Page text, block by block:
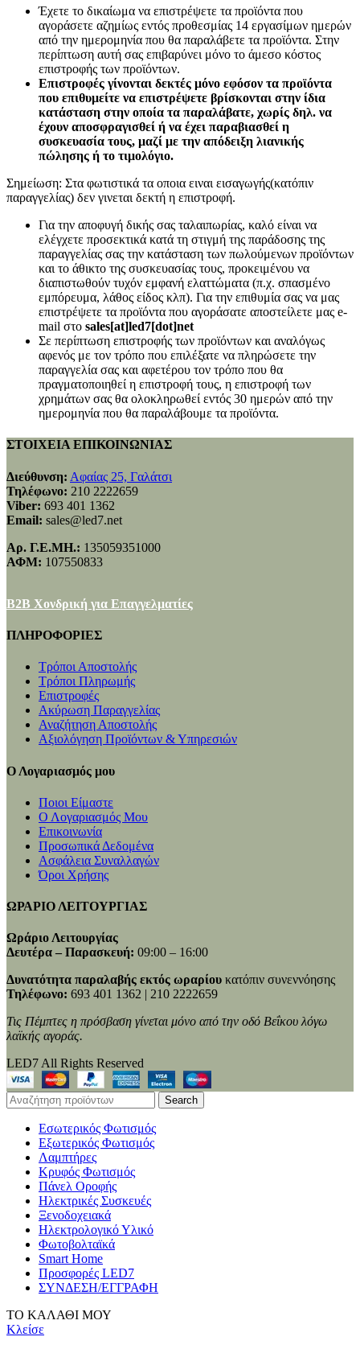
Έχετε το δικαίωμα να επιστρέψετε τα προϊόντα που
αγοράσετε αζημίως εντός προθεσμίας 14 εργασίμων ημερών
από την ημερομηνία που θα παραλάβετε τα προϊόντα. Στην
περίπτωση αυτή σας επιβαρύνει μόνο το άμεσο κόστος
επιστροφής των προϊόντων.
Επιστροφές γίνονται δεκτές μόνο εφόσον τα προϊόντα
που επιθυμείτε να επιστρέψετε βρίσκονται στην ίδια
κατάσταση στην οποία τα παραλάβατε, χωρίς δηλ. να
έχουν αποσφραγισθεί ή να έχει παραβιασθεί η
συσκευασία τους, μαζί με την απόδειξη λιανικής
πώλησης ή το τιμολόγιο.
Σημείωση: Στα φωτιστικά τα οποια ειναι εισαγωγής(κατόπιν
παραγγελίας) δεν γινεται δεκτή η επιστροφή.
Για την αποφυγή δικής σας ταλαιπωρίας, καλό είναι να
ελέγχετε προσεκτικά κατά τη στιγμή της παράδοσης της
παραγγελίας σας την κατάσταση των πωλούμενων προϊόντων
και το άθικτο της συσκευασίας τους, προκειμένου να
διαπιστωθούν τυχόν εμφανή ελαττώματα (π.χ. σπασμένο
εμπόρευμα, λάθος είδος κλπ). Για την επιθυμία σας να μας
επιστρέψετε τα προϊόντα που αγοράσατε αποστείλετε μας e-
mail στο sales[at]led7[dot]net
Σε περίπτωση επιστροφής των προϊόντων και αναλόγως
αφενός με τον τρόπο που επιλέξατε να πληρώσετε την
παραγγελία σας και αφετέρου τον τρόπο που θα
πραγματοποιηθεί η επιστροφή τους, η επιστροφή των
χρημάτων σας θα ολοκληρωθεί εντός 30 ημερών από την
ημερομηνία που θα παραλάβουμε τα προϊόντα.
ΣΤΟΙΧΕΙΑ ΕΠΙΚΟΙΝΩΝΙΑΣ
Διεύθυνση: Αφαίας 25, Γαλάτσι
Τηλέφωνο: 210 2222659
Viber: 693 401 1362
Email: sales@led7.net
Αρ. Γ.Ε.ΜΗ.: 135059351000
ΑΦΜ: 107550833
B2B Χονδρική για Επαγγελματίες
ΠΛΗΡΟΦΟΡΙΕΣ
Τρόποι Αποστολής
Τρόποι Πληρωμής
Επιστροφές
Ακύρωση Παραγγελίας
Αναζήτηση Αποστολής
Αξιολόγηση Προϊόντων & Υπηρεσιών
Ο Λογαριασμός μου
Ποιοι Είμαστε
Ο Λογαριασμός Μου
Επικοινωνία
Προσωπικά Δεδομένα
Ασφάλεια Συναλλαγών
Όροι Χρήσης
ΩΡΑΡΙΟ ΛΕΙΤΟΥΡΓΙΑΣ
Ωράριο Λειτουργίας
Δευτέρα – Παρασκευή: 09:00 – 16:00
Δυνατότητα παραλαβής εκτός ωραρίου κατόπιν συνεννόησης
Τηλέφωνο: 693 401 1362 | 210 2222659
Τις Πέμπτες η πρόσβαση γίνεται μόνο από την οδό Βεΐκου λόγω
λαϊκής αγοράς.
LED7 All Rights Reserved
Search
Εσωτερικός Φωτισμός
Εξωτερικός Φωτισμός
Λαμπτήρες
Κρυφός Φωτισμός
Πάνελ Οροφής
Ηλεκτρικές Συσκευές
Ξενοδοχειακά
Ηλεκτρολογικό Υλικό
Φωτοβολταϊκά
Smart Home
Προσφορές LED7
ΣΥΝΔΕΣΗ/ΕΓΓΡΑΦΗ
ΤΟ ΚΑΛΑΘΙ ΜΟΥ
Κλείσε